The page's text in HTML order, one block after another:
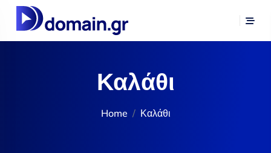
Καλάθι
Home Καλάθι